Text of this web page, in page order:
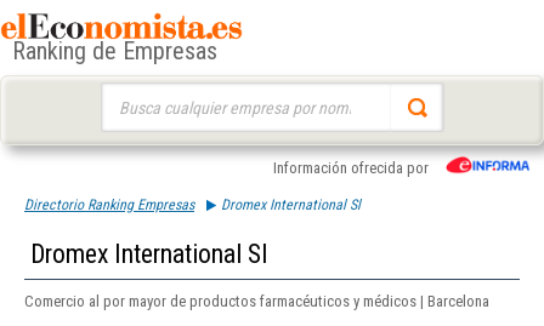
Ranking de Empresas
Información ofrecida por
Directorio Ranking Empresas Dromex International Sl
Dromex International Sl
Comercio al por mayor de productos farmacéuticos y médicos | Barcelona